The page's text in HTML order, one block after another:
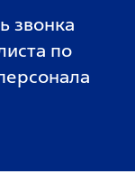
звонка
по